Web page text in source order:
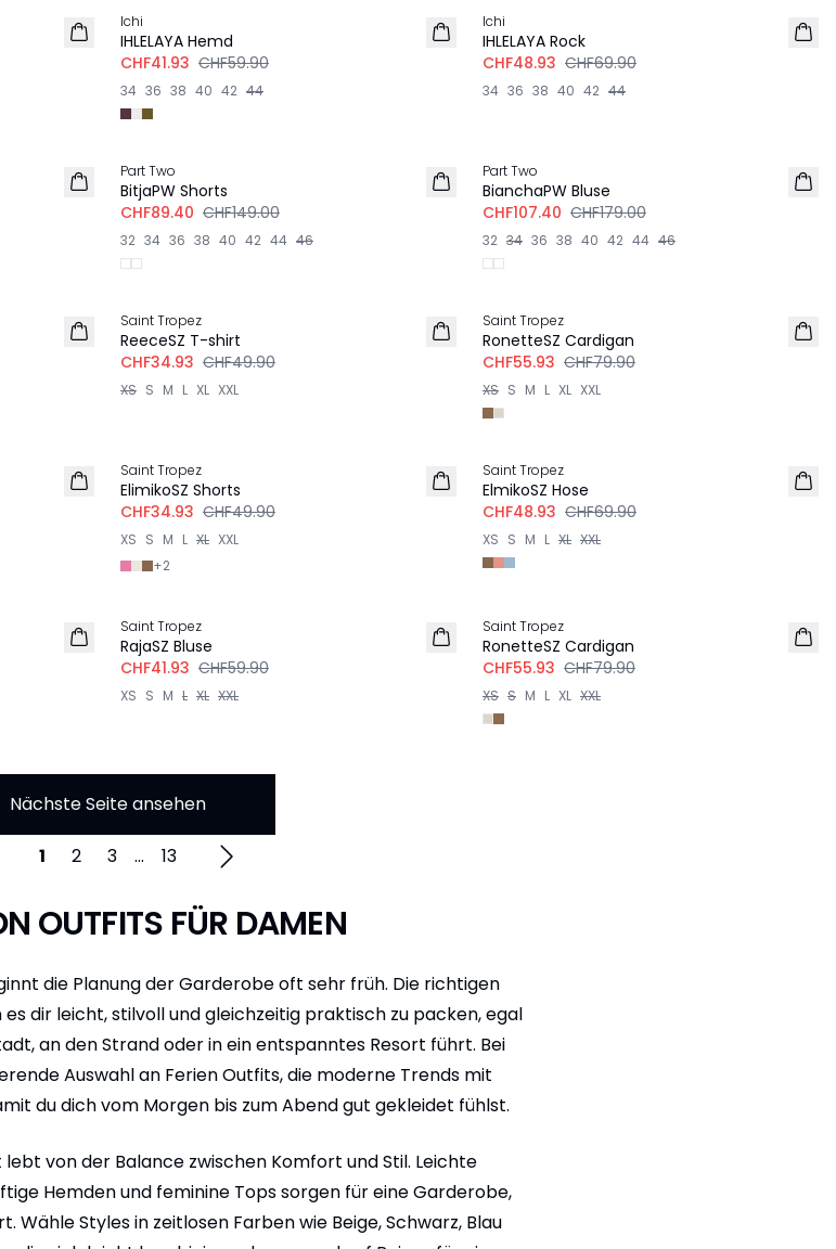
Ichi
IHLELAYA Hemd
CHF41.93 CHF59.90
34 36 38 40 42 44
Ichi
IHLELAYA Rock
CHF48.93 CHF69.90
34 36 38 40 42 44
Part Two
BitjaPW Shorts
CHF89.40 CHF149.00
32 34 36 38 40 42 44 46
Part Two
BianchaPW Bluse
CHF107.40 CHF179.00
32 34 36 38 40 42 44 46
Saint Tropez
ReeceSZ T-shirt
CHF34.93 CHF49.90
XS S M L XL XXL
Saint Tropez
RonetteSZ Cardigan
CHF55.93 CHF79.90
XS S M L XL XXL
Saint Tropez
ElimikoSZ Shorts
CHF34.93 CHF49.90
XS S M L XL XXL
+2
Saint Tropez
ElmikoSZ Hose
CHF48.93 CHF69.90
XS S M L XL XXL
Saint Tropez
RajaSZ Bluse
CHF41.93 CHF59.90
XS S M L XL XXL
Saint Tropez
RonetteSZ Cardigan
CHF55.93 CHF79.90
XS S M L XL XXL
Nächste Seite ansehen
1 2 3 ... 13
OUTFITS FÜR DAMEN
die Planung der Garderobe oft sehr früh. Die richtigen
dir leicht, stilvoll und gleichzeitig praktisch zu packen, egal
an den Strand oder in ein entspanntes Resort führt. Bei
Auswahl an Ferien Outfits, die moderne Trends mit
du dich vom Morgen bis zum Abend gut gekleidet fühlst.
von der Balance zwischen Komfort und Stil. Leichte
Hemden und feminine Tops sorgen für eine Garderobe,
Wähle Styles in zeitlosen Farben wie Beige, Schwarz, Blau